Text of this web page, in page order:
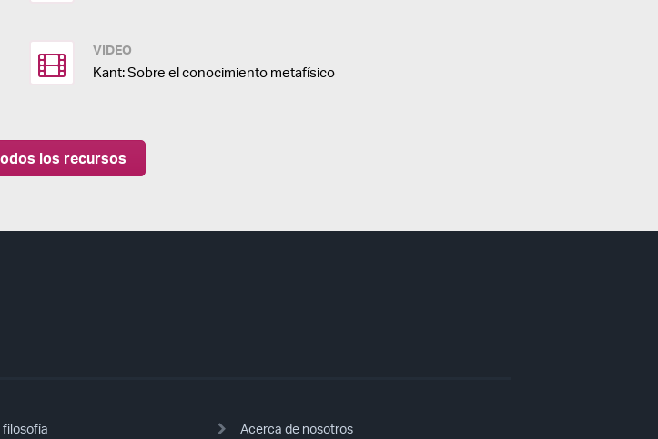
VIDEO
Kant: Sobre el conocimiento metafísico
los recursos
filosofía Acerca de nosotros